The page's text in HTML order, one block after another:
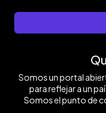
Somos un portal
para reflejar a un
Somos el punto de